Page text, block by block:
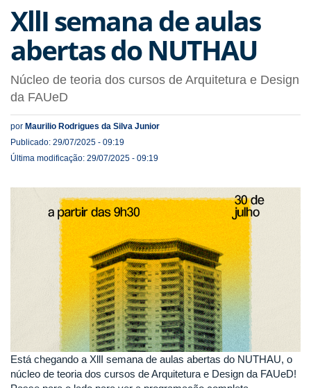
XllI semana de aulas
abertas do NUTHAU
Núcleo de teoria dos cursos de Arquitetura e Design
da FAUeD
por Maurilio Rodrigues da Silva Junior
Publicado: 29/07/2025 - 09:19
Última modificação: 29/07/2025 - 09:19
Está chegando a XllI semana de aulas abertas do NUTHAU, o
núcleo de teoria dos cursos de Arquitetura e Design da FAUeD!